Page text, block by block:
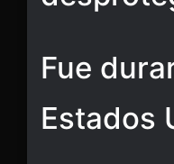
Fue
Estados